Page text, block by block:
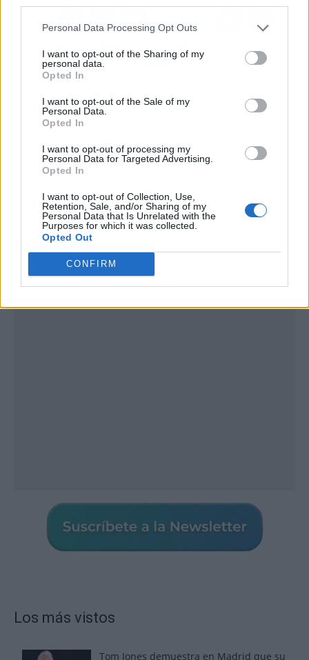
Personal Data Processing Opt Outs
I want to opt-out of the Sharing of my
personal data.
Opted In
I want to opt-out of the Sale of my
Personal Data.
Opted In
I want to opt-out of processing my
Personal Data for Targeted Advertising.
Opted In
I want to opt-out of Collection, Use,
Retention, Sale, and/or Sharing of my
Personal Data that Is Unrelated with the
Purposes for which it was collected.
Opted Out
CONFIRM
Los más vistos
Tom Jones demuestra en Madrid que su